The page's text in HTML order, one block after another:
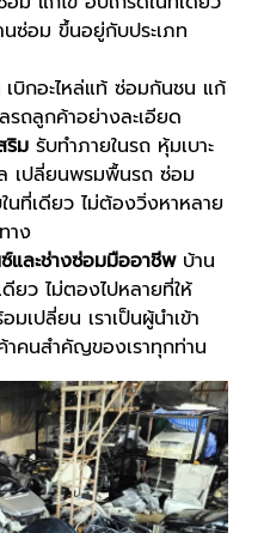
นซ่อม ขึ้นอยู่กับประเภท
เบิกอะไหล่แท้ ซ่อมกันชน แก้
ถลูกค้าอย่างละเอียด
ริม รับทำภายในรถ หุ้มเบาะ
เปลี่ยนพรมพื้นรถ ซ่อม
นที่เดียว ไม่ต้องวิ่งหาหลาย
าง
และช่างซ่อมมืออาชีพ บ้าน
ยว ไม่ตองไปหลายที่ให้
มเปลี่ยน เราเป็นผู้นำเข้า
คนสำคัญของเราทุกท่าน